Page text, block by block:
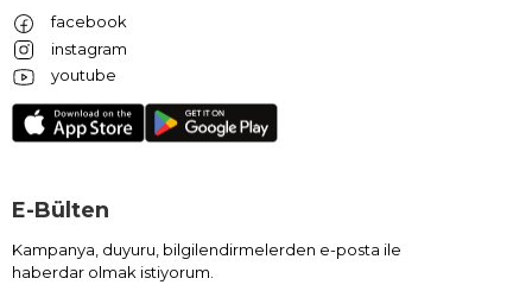
facebook
instagram
youtube
E-Bülten
Kampanya, duyuru, bilgilendirmelerden e-posta ile
haberdar olmak istiyorum.